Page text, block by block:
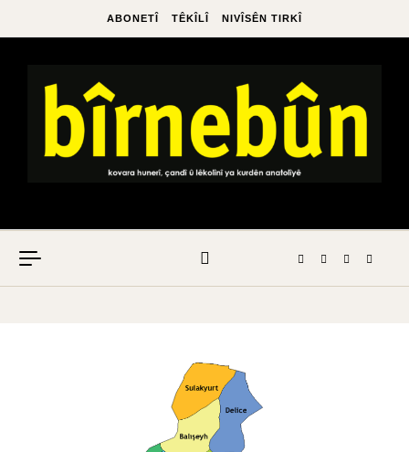
ABONETÎ TÊKÎLÎ NIVÎSÊN TIRKÎ